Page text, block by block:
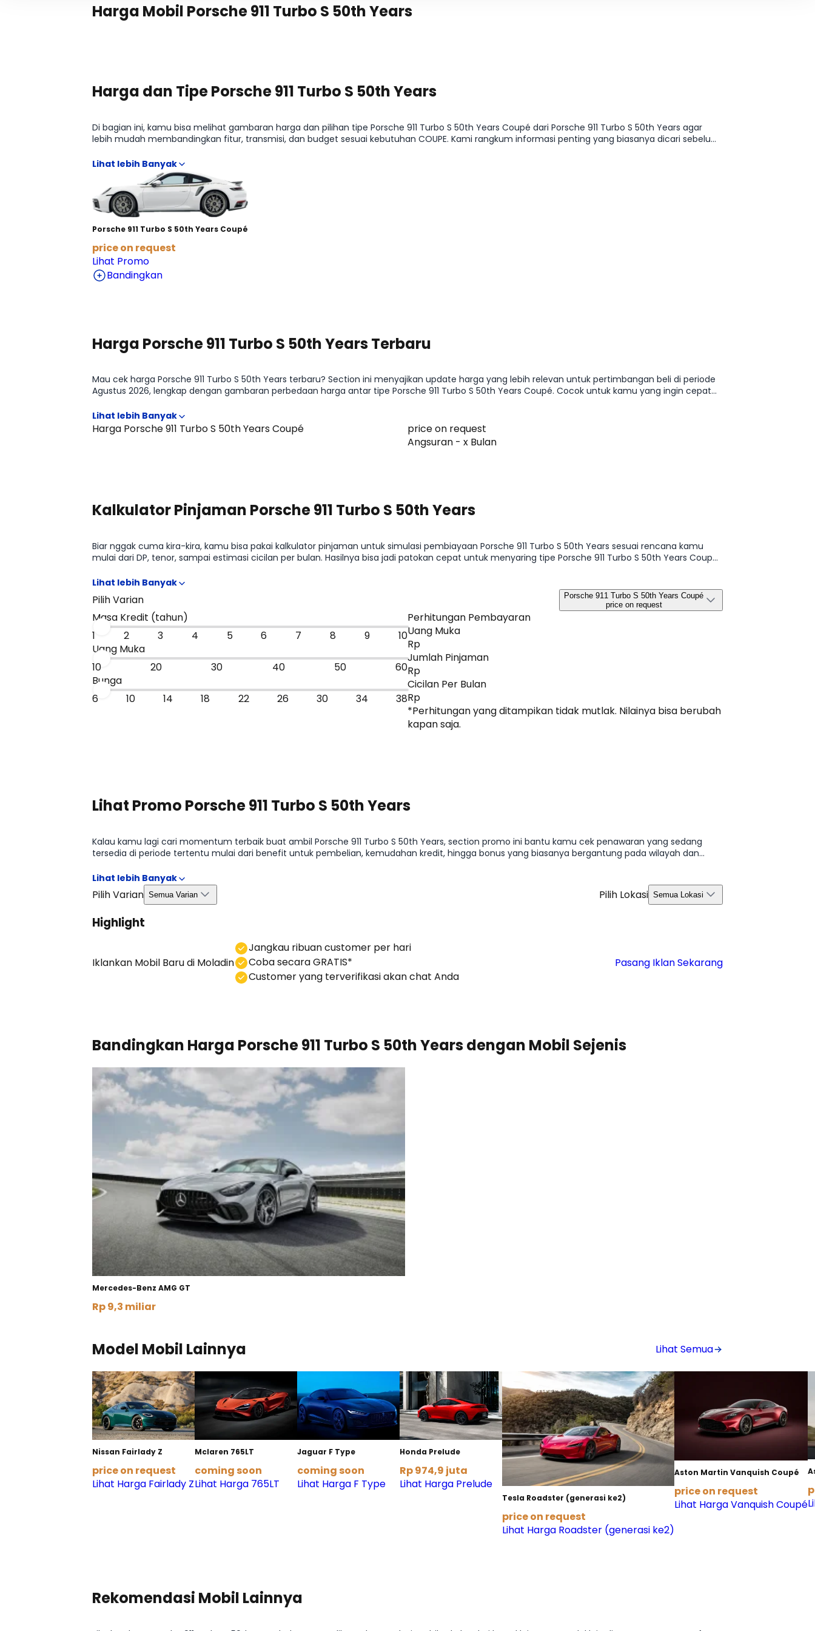
Harga Mobil Porsche 911 Turbo S 50th Years
Harga dan Tipe Porsche 911 Turbo S 50th Years
Di bagian ini, kamu bisa melihat gambaran harga dan pilihan tipe Porsche 911 Turbo S 50th Years Coupé dari Porsche 911 Turbo S 50th Years agar
lebih mudah membandingkan fitur, transmisi, dan budget sesuai kebutuhan COUPE. Kami rangkum informasi penting yang biasanya dicari sebelum
buka banyak sumber.
Porsche 911 Turbo S 50th Years Coupé
price on request
Lihat Promo
Bandingkan
Harga Porsche 911 Turbo S 50th Years Terbaru
Mau cek harga Porsche 911 Turbo S 50th Years terbaru? Section ini menyajikan update harga yang lebih relevan untuk pertimbangan beli di periode
Agustus 2026, lengkap dengan gambaran perbedaan harga antar tipe Porsche 911 Turbo S 50th Years Coupé. Cocok untuk kamu yang ingin cepat
Harga Porsche 911 Turbo S 50th Years Coupé
price on request
Angsuran - x Bulan
Kalkulator Pinjaman Porsche 911 Turbo S 50th Years
Biar nggak cuma kira-kira, kamu bisa pakai kalkulator pinjaman untuk simulasi pembiayaan Porsche 911 Turbo S 50th Years sesuai rencana kamu
mulai dari DP, tenor, sampai estimasi cicilan per bulan. Hasilnya bisa jadi patokan cepat untuk menyaring tipe Porsche 911 Turbo S 50th Years Coupé
Pilih Varian
Porsche 911 Turbo S 50th Years Coupé
price on request
Masa Kredit (tahun)
1
2 3 4 5 6 7 8 9
10
Uang Muka
10
20 30 40 50
60
Bunga
6
10 14 18 22 26 30 34 38
Perhitungan Pembayaran
Uang Muka
Rp
Jumlah Pinjaman
Rp
Cicilan Per Bulan
Rp
*Perhitungan yang ditampikan tidak mutlak. Nilainya bisa berubah
kapan saja.
Lihat Promo Porsche 911 Turbo S 50th Years
Kalau kamu lagi cari momentum terbaik buat ambil Porsche 911 Turbo S 50th Years, section promo ini bantu kamu cek penawaran yang sedang
tersedia di periode tertentu mulai dari benefit untuk pembelian, kemudahan kredit, hingga bonus yang biasanya bergantung pada wilayah dan
Pilih Varian Semua Varian Pilih Lokasi Semua Lokasi
Highlight
Iklankan Mobil Barudi Moladin
⁠Jangkau ribuan customer per hari
Coba secara GRATIS*
⁠⁠Customer yang terverifikasi akan chat Anda
Pasang Iklan Sekarang
Bandingkan Harga Porsche 911 Turbo S 50th Years dengan Mobil Sejenis
Mercedes-Benz AMG GT
Rp 9,3 miliar
Model Mobil Lainnya Lihat Semua
Nissan Fairlady Z
price on request
Lihat Harga Fairlady Z
Mclaren 765LT
coming soon
Lihat Harga 765LT
Jaguar F Type
coming soon
Lihat Harga F Type
Honda Prelude
Rp 974,9 juta
Lihat Harga Prelude
Tesla Roadster (generasi ke2)
price on request
Lihat Harga Roadster (generasi ke2)
Aston Martin Vanquish Coupé
price on request
Lihat Harga Vanquish Coupé
Rekomendasi Mobil Lainnya